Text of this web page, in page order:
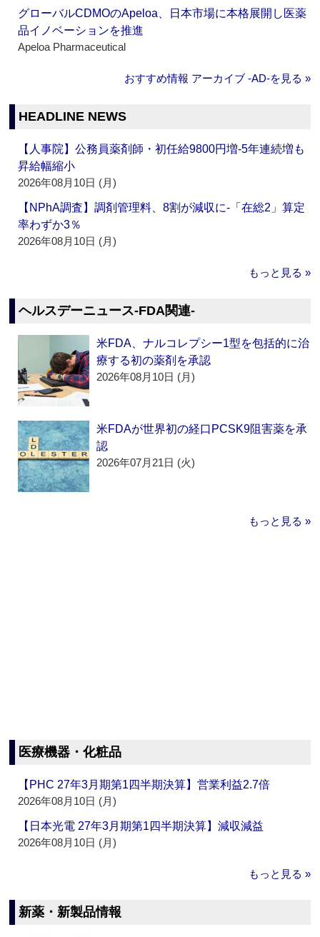
グローバルCDMOのApeloa、日本市場に本格展開し医薬
品イノベーションを推進
Apeloa Pharmaceutical
おすすめ情報 アーカイブ ‐AD‐を見る »
HEADLINE NEWS
【人事院】公務員薬剤師・初任給9800円増‐5年連続増も
昇給幅縮小
2026年08月10日 (月)
【NPhA調査】調剤管理料、8割が減収に‐「在総2」算定
率わずか3％
2026年08月10日 (月)
もっと見る »
ヘルスデーニュース‐FDA関連‐
米FDA、ナルコレプシー1型を包括的に治
療する初の薬剤を承認
2026年08月10日 (月)
米FDAが世界初の経口PCSK9阻害薬を承
認
2026年07月21日 (火)
もっと見る »
医療機器・化粧品
【PHC 27年3月期第1四半期決算】営業利益2.7倍
2026年08月10日 (月)
【日本光電 27年3月期第1四半期決算】減収減益
2026年08月10日 (月)
もっと見る »
新薬・新製品情報